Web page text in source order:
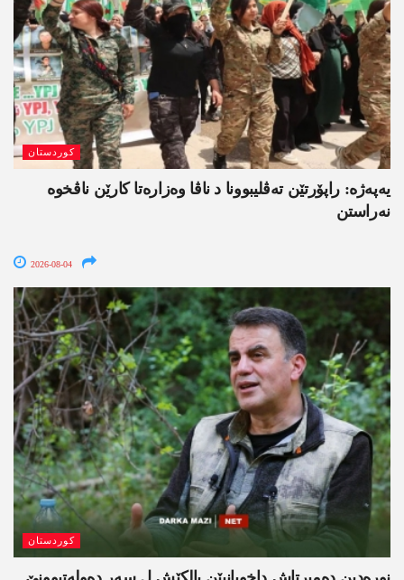
کوردستان
یەپەژە: راپۆرتێن تەڤلیبوونا د ناڤا وەزارەتا کارێن ناڤخوە
نەراستن
2026-08-04
کوردستان